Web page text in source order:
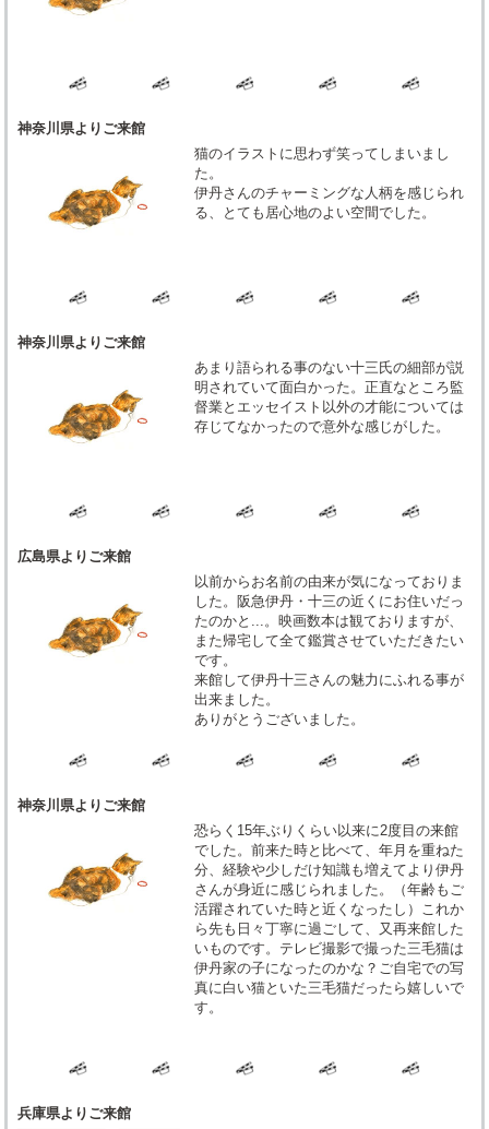
神奈川県よりご来館
猫のイラストに思わず笑ってしまいまし
た。
伊丹さんのチャーミングな人柄を感じられ
る、とても居心地のよい空間でした。
神奈川県よりご来館
あまり語られる事のない十三氏の細部が説
明されていて面白かった。正直なところ監
督業とエッセイスト以外の才能については
存じてなかったので意外な感じがした。
広島県よりご来館
以前からお名前の由来が気になっておりま
した。阪急伊丹・十三の近くにお住いだっ
たのかと...。映画数本は観ておりますが、
また帰宅して全て鑑賞させていただきたい
です。
来館して伊丹十三さんの魅力にふれる事が
出来ました。
ありがとうございました。
神奈川県よりご来館
恐らく15年ぶりくらい以来に2度目の来館
でした。前来た時と比べて、年月を重ねた
分、経験や少しだけ知識も増えてより伊丹
さんが身近に感じられました。（年齢もご
活躍されていた時と近くなったし）これか
ら先も日々丁寧に過ごして、又再来館した
いものです。テレビ撮影で撮った三毛猫は
伊丹家の子になったのかな？ご自宅での写
真に白い猫といた三毛猫だったら嬉しいで
す。
兵庫県よりご来館